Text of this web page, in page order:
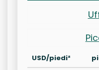
USD/piedi²